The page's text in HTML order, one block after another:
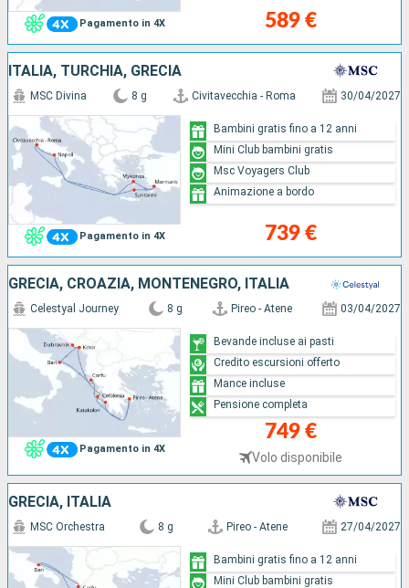
Pagamento in 4X 589 €
ITALIA, TURCHIA, GRECIA
Pagamento in 4X
MSC Divina 8 g Civitavecchia - Roma 30/04/2027
739 €
Bambini gratis fino a 12 anni
Mini Club bambini gratis
Msc Voyagers Club
Animazione a bordo
GRECIA, CROAZIA, MONTENEGRO, ITALIA
Pagamento in 4X
Celestyal Journey 8 g Pireo - Atene 03/04/2027
749 €
Volo disponibile
Bevande incluse ai pasti
Credito escursioni offerto
Mance incluse
Pensione completa
GRECIA, ITALIA
MSC Orchestra 8 g Pireo - Atene 27/04/2027
Bambini gratis fino a 12 anni
Mini Club bambini gratis